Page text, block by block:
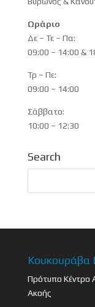
Ωράριο
Δε – Τε – Πα:
09:00 – 14:00 &
Τρ – Πε:
09:00 – 14:00
Σάββατο:
10:00 – 12:30
Search
Κουκουράβα
Πρότυπο Κέντρο
Ακοής